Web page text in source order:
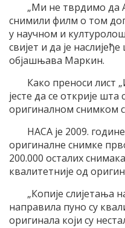
„Ми не тврдимо да
снимили филм о том
у научном и
свијет и да је
објашњава Маркин.
Како преноси лист
јесте да се открије
оригиналном снимком
НАСА је 2009.
оригиналне снимке
200.000 осталих
квалитетније од
„Копије слијетања
направила пуно су
оригинала који су